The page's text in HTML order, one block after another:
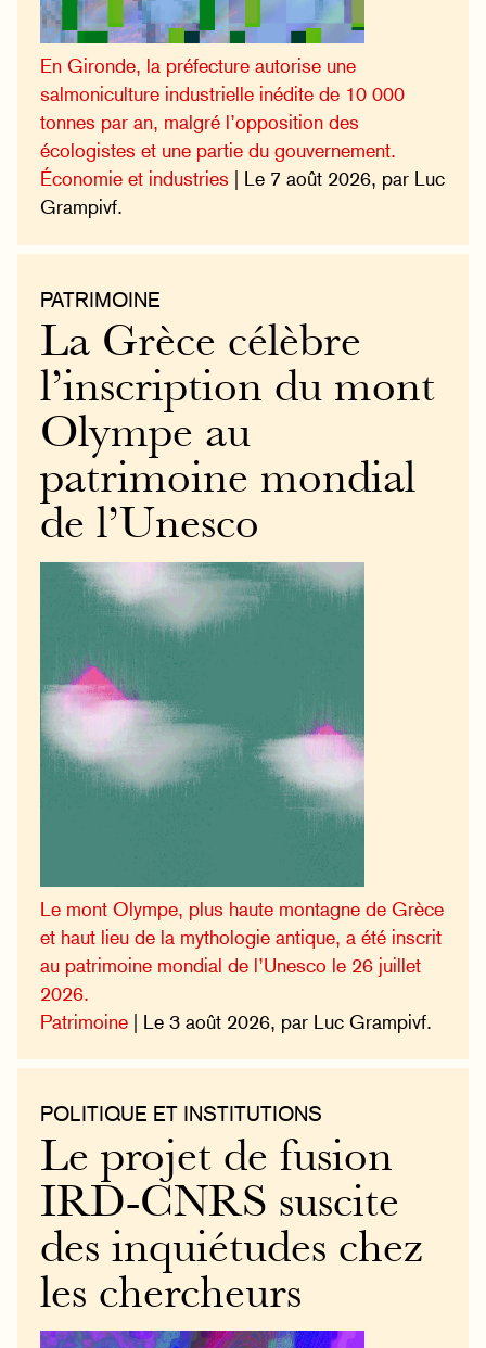
En Gironde, la préfecture autorise une
salmoniculture industrielle inédite de 10 000
tonnes par an, malgré l’opposition des
écologistes et une partie du gouvernement.
Économie et industries | Le 7 août 2026, par Luc
Grampivf.
PATRIMOINE
La Grèce célèbre
l’inscription du mont
Olympe au
patrimoine mondial
de l’Unesco
Le mont Olympe, plus haute montagne de Grèce
et haut lieu de la mythologie antique, a été inscrit
au patrimoine mondial de l’Unesco le 26 juillet
2026.
Patrimoine | Le 3 août 2026, par Luc Grampivf.
POLITIQUE ET INSTITUTIONS
Le projet de fusion
IRD-CNRS suscite
des inquiétudes chez
les chercheurs